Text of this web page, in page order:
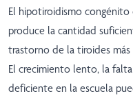
El hipotiroidismo
produce la cantidad
trastorno de la tiroides
El crecimiento lento, la
deficiente en la escuela